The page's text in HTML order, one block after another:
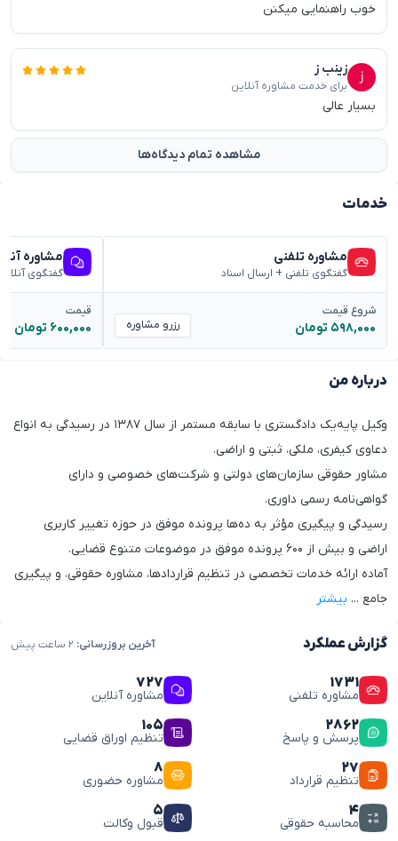
خوب راهنمایی میکنن
زینب ز
برای خدمت مشاوره آنلاین
بسیار عالی
مشاهده تمام دیدگاه‌ها
درباره من
وکیل پایه‌یک دادگستری با سابقه مستمر از سال ۱۳۸۷ در رسیدگی به انواع
دعاوی کیفری، ملکی، ثبتی و اراضی.
مشاور حقوقی سازمان‌های دولتی و شرکت‌های خصوصی و دارای
گواهی‌نامه رسمی داوری.
رسیدگی و پیگیری مؤثر به ده‌ها پرونده موفق در حوزه تغییر کاربری
اراضی و بیش از ۶۰۰ پرونده موفق در موضوعات متنوع قضایی.
آماده ارائه خدمات تخصصی در تنظیم قراردادها، مشاوره حقوقی، و پیگیری
جامع ... بیشتر
گزارش عملکرد آخرین بروزرسانی:
۱۷۳۱
مشاوره تلفنی
۷۲۷
مشاوره آنلاین
۲۸۶۲
پرسش و پاسخ
۱۰۵
تنظیم اوراق قضایی
۲۷
تنظیم قرارداد
۸
مشاوره حضوری
۴
محاسبه حقوقی
۵
قبول وکالت
خدمات
مشاوره تلفنی
گفتگوی تلفنی + ارسال اسناد
شروع قیمت
۵۹۸,۰۰۰ تومان رزرو مشاوره
مشاوره
گفتگوی
قیمت
۶۰۰,۰۰۰ تومان